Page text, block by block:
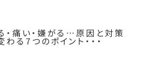
・痛い・嫌がる…原因と対策
る7つのポイント・・・